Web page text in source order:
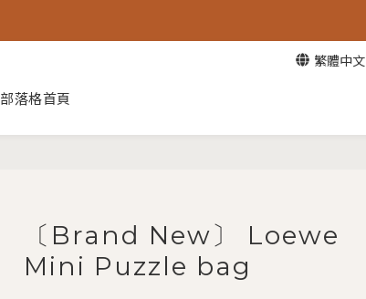
繁體中文
部落格首頁
〔Brand New〕 Loewe
Mini Puzzle bag